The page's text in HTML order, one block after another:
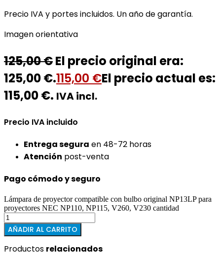
Precio IVA y portes incluidos. Un año de garantía.
Imagen orientativa
125,00€El precio original era:
125,00 €.115,00 €El precio actual es:
115,00 €. IVA incl.
Precio IVA incluido
Entrega segura en 48-72 horas
Atención post-venta
Pago cómodo y seguro
Lámpara de proyector compatible con bulbo original NP13LP para
proyectores NEC NP110, NP115, V260, V230 cantidad
AÑADIR AL CARRITO
Productos relacionados